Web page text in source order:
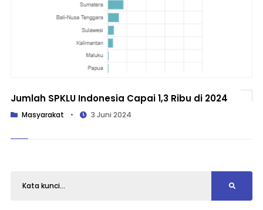
Jumlah SPKLU Indonesia Capai 1,3 Ribu di 2024
Masyarakat • 3 Juni 2024